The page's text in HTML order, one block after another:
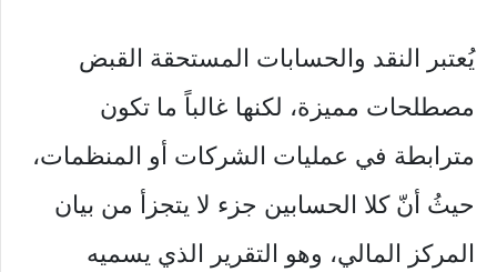
يُعتبر النقد والحسابات المستحقة القبض
مصطلحات مميزة، لكنها غالباً ما تكون
مترابطة في عمليات الشركات أو المنظمات،
حيثُ أنّ كلا الحسابين جزء لا يتجزأ من بيان
المركز المالي، وهو التقرير الذي يسميه